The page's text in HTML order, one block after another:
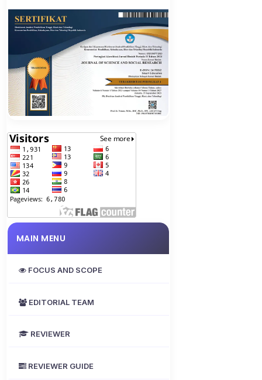
MAIN MENU
FOCUS AND SCOPE
EDITORIAL TEAM
REVIEWER
REVIEWER GUIDE